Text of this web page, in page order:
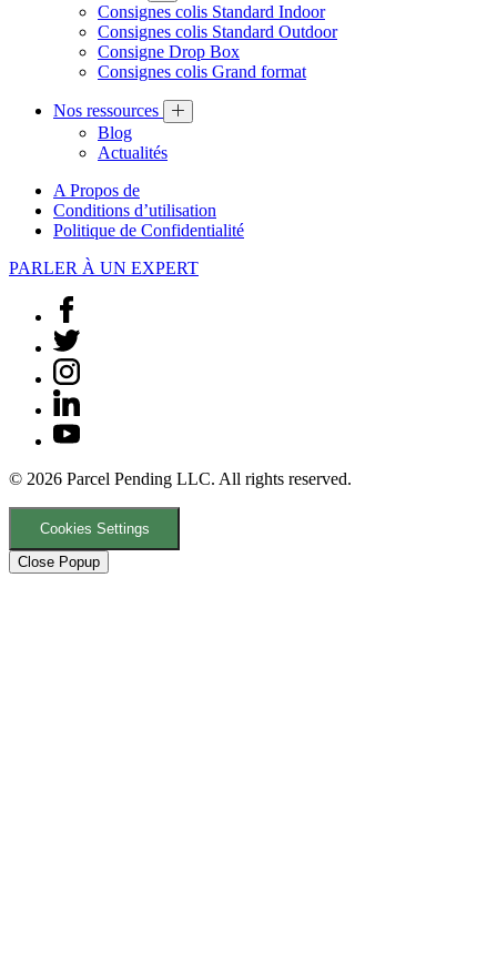
Consignes colis Standard Indoor
Consignes colis Standard Outdoor
Consigne Drop Box
Consignes colis Grand format
Nos ressources
Blog
Actualités
A Propos de
Conditions d’utilisation
Politique de Confidentialité
PARLER À UN EXPERT
© 2026 Parcel Pending LLC. All rights reserved.
Cookies Settings
Close Popup